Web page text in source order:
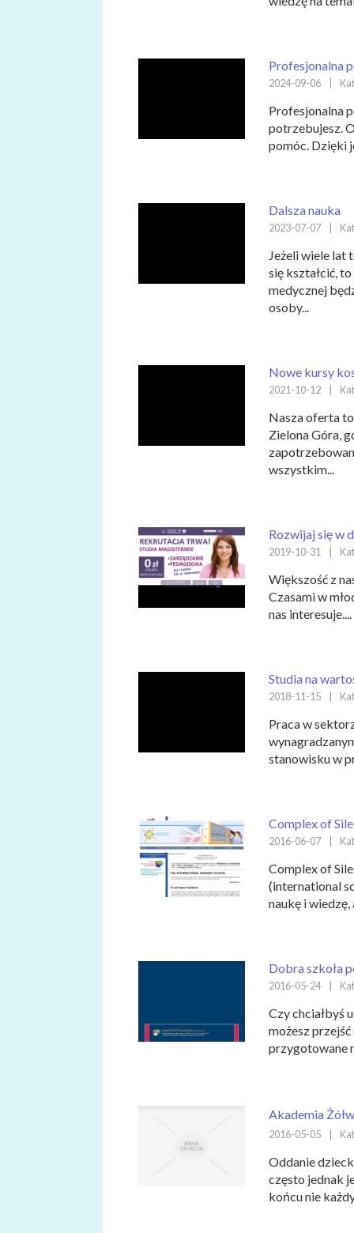
Profesjonalna
2024-09-06
Profesjonalna
potrzebujesz.
pomóc. Dzięki
Dalsza nauka
2023-07-07
Jeżeli wiele lat
się kształcić,
medycznej
osoby...
Nowe kursy
2021-10-12
Nasza oferta
Zielona Góra,
wszystkim...
Rozwijaj się w
2019-10-31
Większość z
Czasami w
nas interesuje....
Studia na
2018-11-15
Praca w
stanowisku w
Complex of
2016-06-07
Complex of
(international
naukę i wiedzę,
Dobra szkoła
2016-05-24
Czy chciałbyś
możesz
przygotowane
Akademia
2016-05-05
Oddanie
często jednak
końcu nie